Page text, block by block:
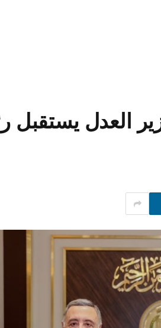
العدل يستقبل